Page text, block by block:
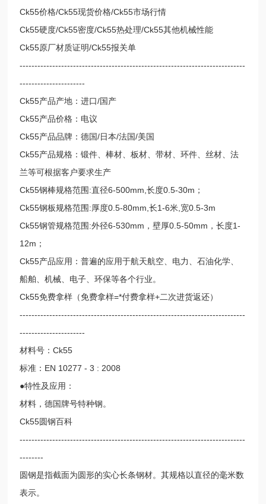
Ck55价格/Ck55现货价格/Ck55市场行情
Ck55硬度/Ck55密度/Ck55热处理/Ck55其他机械性能
Ck55原厂材质证明/Ck55报关单
----------------------------------------------------------------------------
----------------------
Ck55产品产地：进口/国产
Ck55产品价格：电议
Ck55产品品牌：德国/日本/法国/美国
Ck55产品规格：锻件、棒材、板材、带材、环件、丝材、法
兰等可根据客户要求生产
Ck55钢棒规格范围:直径6-500mm,长度0.5-30m；
Ck55钢板规格范围:厚度0.5-80mm,长1-6米,宽0.5-3m
Ck55钢管规格范围:外径6-530mm，壁厚0.5-50mm，长度1-
12m；
Ck55产品应用：普遍的应用于航天航空、电力、石油化学、
船舶、机械、电子、环保等各个行业。
Ck55免费拿样（免费拿样=*付费拿样+二次进货返还）
----------------------------------------------------------------------------
----------------------
材料号：Ck55
标准：EN 10277 - 3 : 2008
●特性及应用：
材料，德国牌号特种钢。
Ck55圆钢百科
----------------------------------------------------------------------------
--------
圆钢是指截面为圆形的实心长条钢材。其规格以直径的毫米数
表示。